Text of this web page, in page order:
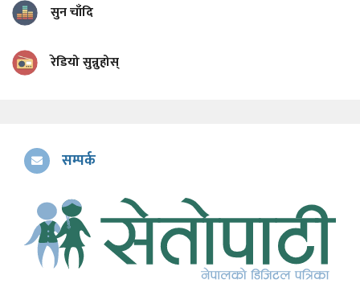
सुन चाँदि
रेडियो सुन्नुहोस्
सम्पर्क